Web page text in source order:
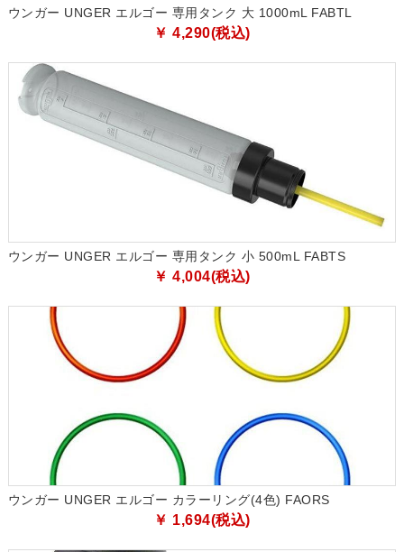
ウンガー UNGER エルゴー 専用タンク 大 1000mL FABTL
￥ 4,290(税込)
ウンガー UNGER エルゴー 専用タンク 小 500mL FABTS
￥ 4,004(税込)
ウンガー UNGER エルゴー カラーリング(4色) FAORS
￥ 1,694(税込)